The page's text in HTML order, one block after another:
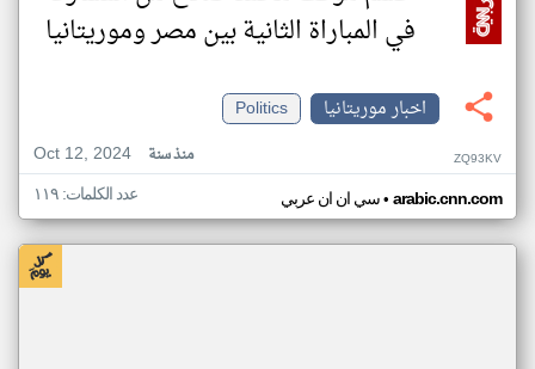
في المباراة الثانية بين مصر وموريتانيا
اخبار موريتانيا
Politics
Oct 12, 2024
منذ سنة ZQ93KV
سي ان ان عربي• arabic.cnn.com عدد الكلمات: ١١٩